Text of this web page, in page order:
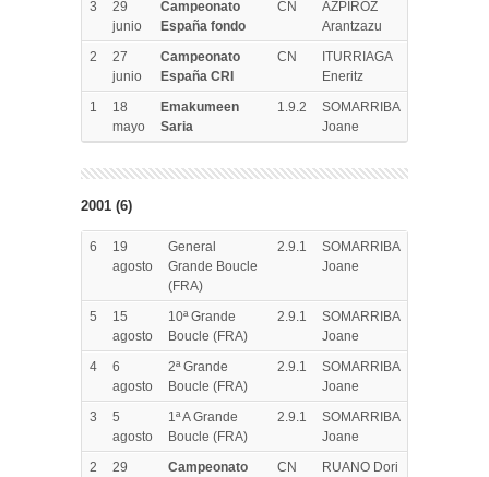
3
29
junio
Campeonato
España fondo
CN
AZPIROZ
Arantzazu
2
27
junio
Campeonato
España CRI
CN
ITURRIAGA
Eneritz
1
18
mayo
Emakumeen
Saria
1.9.2
SOMARRIBA
Joane
2001 (6)
6
19
agosto
General
Grande Boucle
(FRA)
2.9.1
SOMARRIBA
Joane
5
15
agosto
10ª Grande
Boucle (FRA)
2.9.1
SOMARRIBA
Joane
4
6
agosto
2ª Grande
Boucle (FRA)
2.9.1
SOMARRIBA
Joane
3
5
agosto
1ª A Grande
Boucle (FRA)
2.9.1
SOMARRIBA
Joane
2
29
Campeonato
CN RUANO Dori